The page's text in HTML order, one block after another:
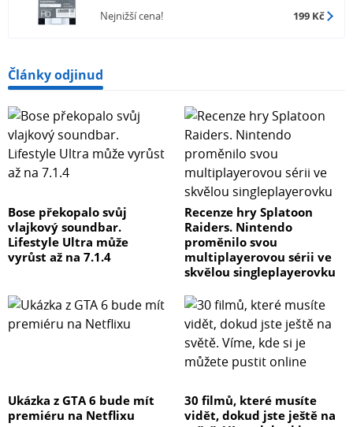
Nejnižší cena! 199 Kč
Články odjinud
Bose překopalo svůj
vlajkový soundbar.
Lifestyle Ultra může
vyrůst až na 7.1.4
Recenze hry Splatoon
Raiders. Nintendo
proměnilo svou
multiplayerovou sérii ve
skvělou singleplayerovku
Ukázka z GTA 6 bude mít
premiéru na Netflixu
30 filmů, které musíte
vidět, dokud jste ještě na